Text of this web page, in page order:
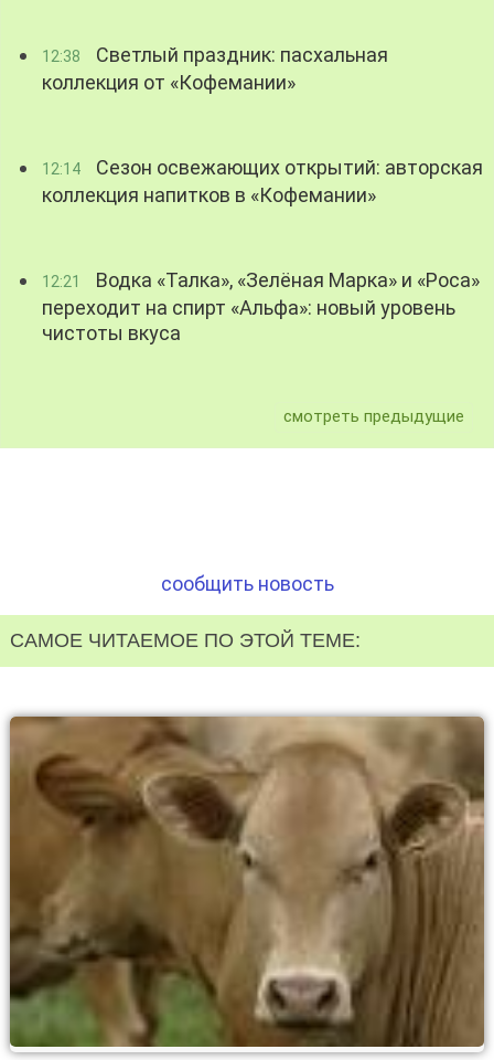
12:38
Светлый праздник: пасхальная
коллекция от «Кофемании»
12:14
Сезон освежающих открытий: авторская
коллекция напитков в «Кофемании»
12:21
Водка «Талка», «Зелёная Марка» и «Роса»
переходит на спирт «Альфа»: новый уровень
чистоты вкуса
смотреть предыдущие
сообщить новость
САМОЕ ЧИТАЕМОЕ ПО ЭТОЙ ТЕМЕ: